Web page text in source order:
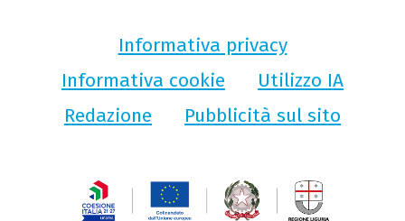
Informativa privacy
Informativa cookie
Utilizzo IA
Redazione
Pubblicità sul sito